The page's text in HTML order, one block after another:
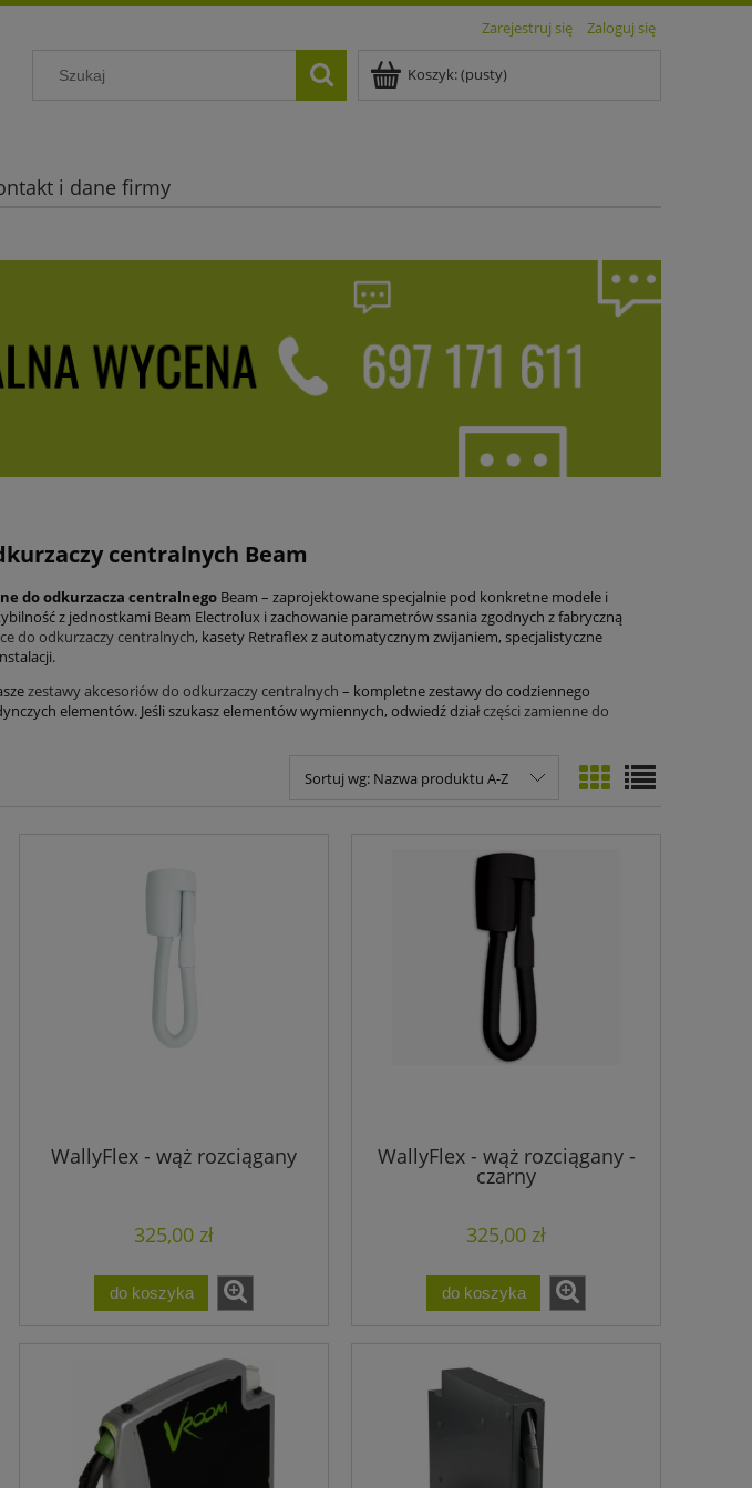
Zarejestruj się Zaloguj się
Koszyk:(pusty)
i dane firmy
centralnych Beam
do odkurzacza centralnego Beam – zaprojektowane specjalnie pod konkretne modele i
z jednostkami Beam Electrolux i zachowanie parametrów ssania zgodnych z fabryczną
do odkurzaczy centralnych, kasety Retraflex z automatycznym zwijaniem, specjalistyczne
zestawy akcesoriów do odkurzaczy centralnych – kompletne zestawy do codziennego
elementów. Jeśli szukasz elementów wymiennych, odwiedź działczęści zamienne do
Sortuj wg: Nazwa produktu A-Z
WallyFlex - wąż rozciągany
325,00 zł
do koszyka
WallyFlex - wąż rozciągany -
czarny
325,00 zł
do koszyka